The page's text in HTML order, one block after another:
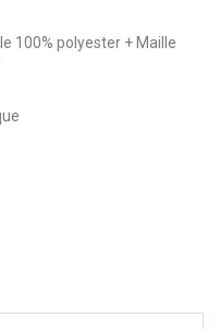
100% polyester + Maille